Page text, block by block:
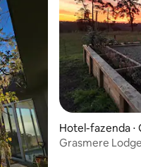
Hotel-fazenda ⋅
Grasmere Lodge